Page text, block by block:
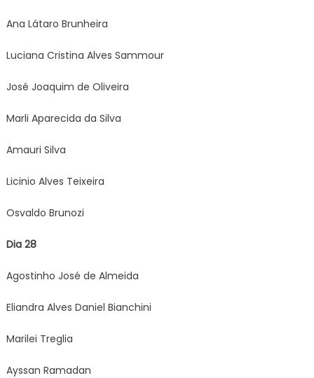
Ana Látaro Brunheira
Luciana Cristina Alves Sammour
José Joaquim de Oliveira
Marli Aparecida da Silva
Amauri Silva
Licinio Alves Teixeira
Osvaldo Brunozi
Dia 28
Agostinho José de Almeida
Eliandra Alves Daniel Bianchini
Marilei Treglia
Ayssan Ramadan